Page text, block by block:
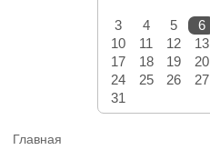
3
4 5 6
10
11 12 13
17
18 19 20
24
25 26 27
31
Главная